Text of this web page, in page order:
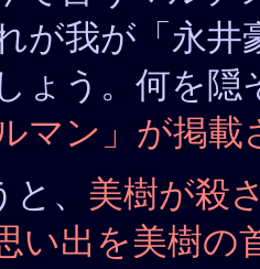
が我が「永
ょう。何を
マン」が掲
、 美樹が殺
い出を美樹の